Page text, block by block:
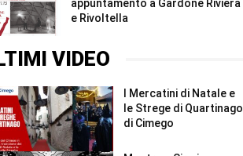
appuntamento a Gardone Riviera
e Rivoltella
VIDEO
I Mercatini di Natale e
le Strege di Quartinago
di Cimego